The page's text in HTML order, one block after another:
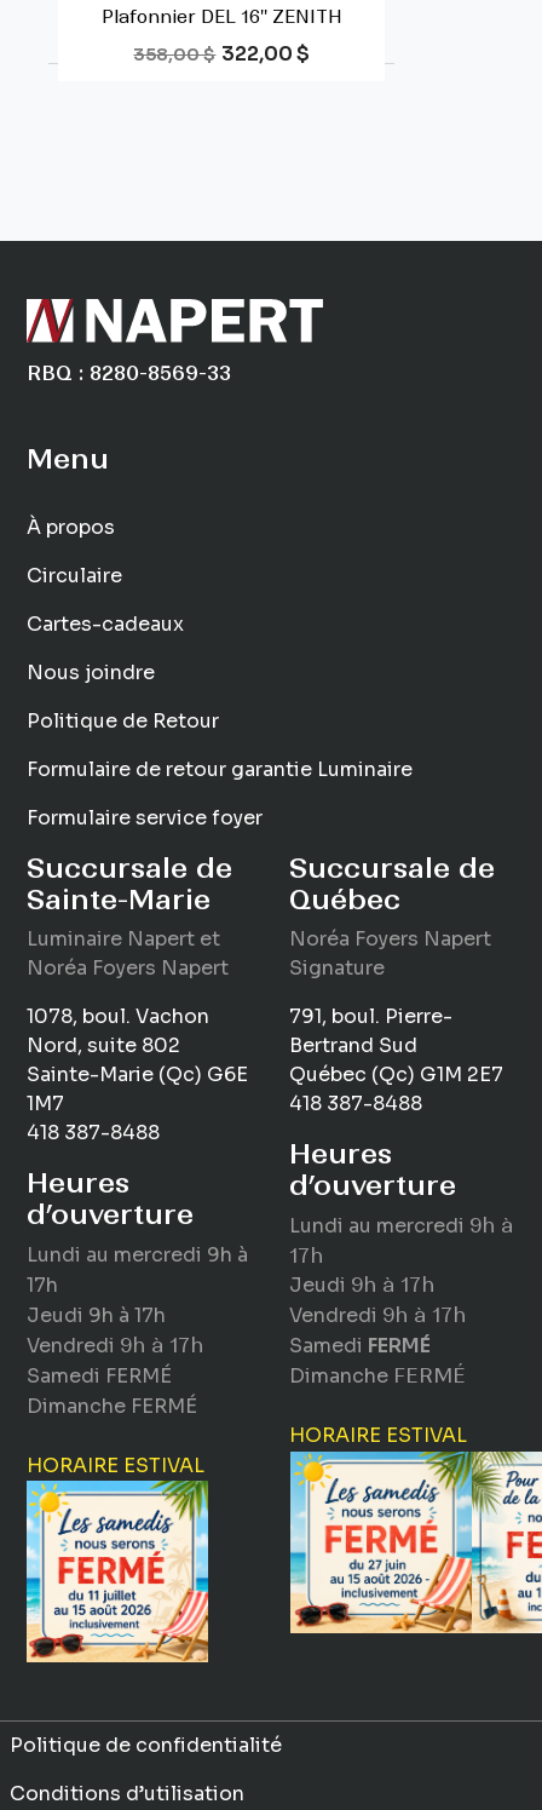
Plafonnier DEL 16'' ZENITH
Prix de base
358,00 $ Prix
322,00 $
RBQ : 8280-8569-33
Menu
À propos
Circulaire
Cartes-cadeaux
Nous joindre
Politique de Retour
Formulaire de retour garantie Luminaire
Formulaire service foyer
Succursale de
Sainte-Marie
Luminaire Napert et
Noréa Foyers Napert
1078, boul. Vachon
Nord, suite 802
Sainte-Marie (Qc) G6E
1M7
418 387-8488
Heures
d’ouverture
Lundi au mercredi 9h à
17h
Jeudi 9h à 17h
Vendredi 9h à 17h
Samedi FERMÉ
Dimanche FERMÉ
HORAIRE ESTIVAL
Succursale de
Québec
Noréa Foyers Napert
Signature
791, boul. Pierre-
Bertrand Sud
Québec (Qc) G1M 2E7
418 387-8488
Heures
d’ouverture
Lundi au mercredi 9h à
17h
Jeudi 9h à 17h
Vendredi 9h à 17h
Samedi FERMÉ
Dimanche FERMÉ
HORAIRE ESTIVAL
Politique de confidentialité
Conditions d’utilisation